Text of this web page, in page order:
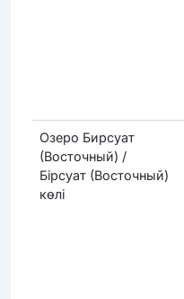
Озеро Бирсуат
(Восточный) /
Бірсуат (Восточный)
көлі